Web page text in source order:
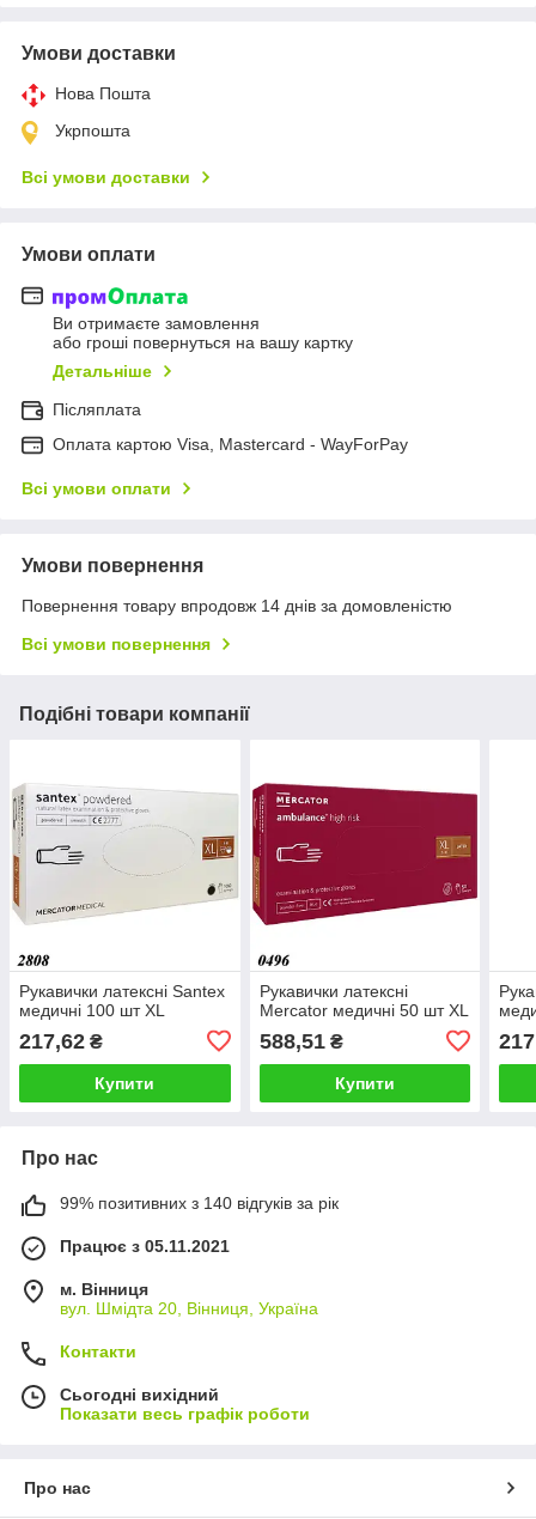
Умови доставки
Нова Пошта
Укрпошта
Всі умови доставки
Умови оплати
Ви отримаєте замовлення
або гроші повернуться на вашу картку
Детальніше
Післяплата
Оплата картою Visa, Mastercard - WayForPay
Всі умови оплати
Умови повернення
Повернення товару впродовж 14 днів за домовленістю
Всі умови повернення
Подібні товари компанії
Рукавички латексні Santex
медичні 100 шт XL
217,62 ₴
Купити
Рукавички латексні
Mercator медичні 50 шт ХL
588,51₴
Купити
Про нас
99% позитивних з 140 відгуків за рік
Працює з 05.11.2021
м. Вінниця
вул. Шмідта 20, Вінниця, Україна
Контакти
Сьогодні вихідний
Показати весь графік роботи
Про нас